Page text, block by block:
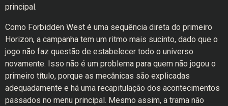
principal.
Como Forbidden West é uma sequência direta do primeiro
Horizon, a campanha tem um ritmo mais sucinto, dado que o
jogo não faz questão de estabelecer todo o universo
novamente. Isso não é um problema para quem não jogou o
primeiro título, porque as mecânicas são explicadas
adequadamente e há uma recapitulação dos acontecimentos
passados no menu principal. Mesmo assim, a trama não